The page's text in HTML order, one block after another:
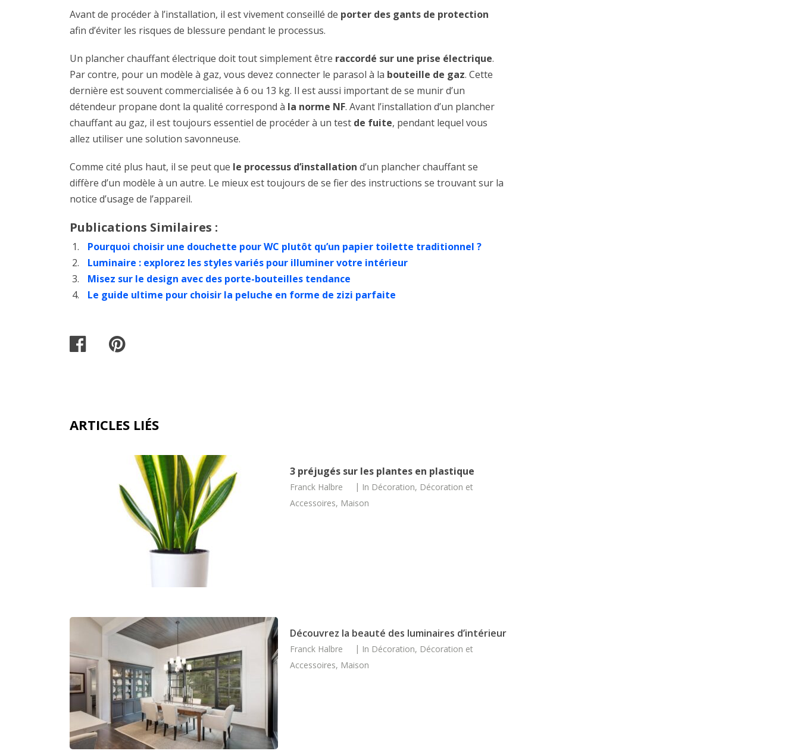
Avant de procéder à l’installation, il est vivement conseillé de porter des gants de protection
afin d’éviter les risques de blessure pendant le processus.
Un plancher chauffant électrique doit tout simplement être raccordé sur une prise électrique.
Par contre, pour un modèle à gaz, vous devez connecter le parasol à la bouteille de gaz. Cette
dernière est souvent commercialisée à 6 ou 13 kg. Il est aussi important de se munir d’un
détendeur propane dont la qualité correspond à la norme NF. Avant l’installation d’un plancher
chauffant au gaz, il est toujours essentiel de procéder à un test de fuite, pendant lequel vous
allez utiliser une solution savonneuse.
Comme cité plus haut, il se peut que le processus d’installation d’un plancher chauffant se
diffère d’un modèle à un autre. Le mieux est toujours de se fier des instructions se trouvant sur la
notice d’usage de l’appareil.
Publications Similaires :
Pourquoi choisir une douchette pour WC plutôt qu’un papier toilette traditionnel ?
Luminaire : explorez les styles variés pour illuminer votre intérieur
Misez sur le design avec des porte-bouteilles tendance
Le guide ultime pour choisir la peluche en forme de zizi parfaite
ARTICLES LIÉS
3 préjugés sur les plantes en plastique
Franck Halbre In Décoration, Décoration et
Accessoires, Maison
Découvrez la beauté des luminaires d’intérieur
Franck Halbre In Décoration, Décoration et
Accessoires, Maison